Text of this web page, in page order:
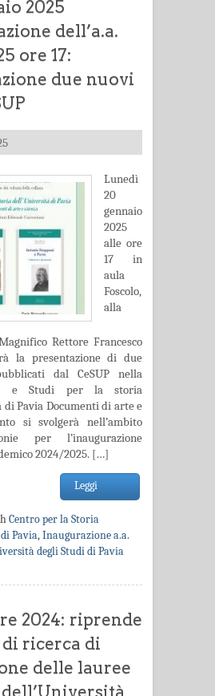
2025
dell’a.a.
ore 17:
due nuovi
Lunedì
20
gennaio
2025
alle ore
17 in
aula
Foscolo,
alla
Rettore Francesco
la presentazione di due
dal CeSUP nella
e Studi per la storia
di Pavia Documenti di arte e
si svolgerà nell’ambito
per l’inaugurazione
2024/2025. […]
Leggi
Centro per la Storia
Pavia,Inaugurazione a.a.
degli Studi di Pavia
2024: riprende
ricerca di
delle lauree